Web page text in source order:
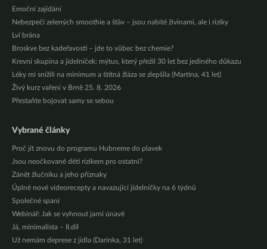
Emoční zajídání
Nebezpečí zelených smoothie a šťáv – jsou nabité živinami, ale i riziky
Lví brána
Broskve bez kadeřavosti – jde to vůbec bez chemie?
Krevní skupina a jídelníček: mýtus, který přežil 30 let bez jediného důkazu
Léky mi snížili na minimum a štítná žláza se zlepšila (Martina, 41 let)
Živý kurz vaření v Brně 25. 8. 2026
Přestaňte bojovat samy se sebou
Vybrané články
Proč jít znovu do programu Hubneme do plavek
Jsou neočkované děti rizikem pro ostatní?
Zánět žlučníku a jeho příznaky
Úplně nové videorecepty a navazující jídelníčky na 6 týdnů
Společné spaní
Webinář: Jak se vyhnout jarní únavě
Já, minimalista – II.díl
Už nemám deprese z jídla (Darinka, 31 let)